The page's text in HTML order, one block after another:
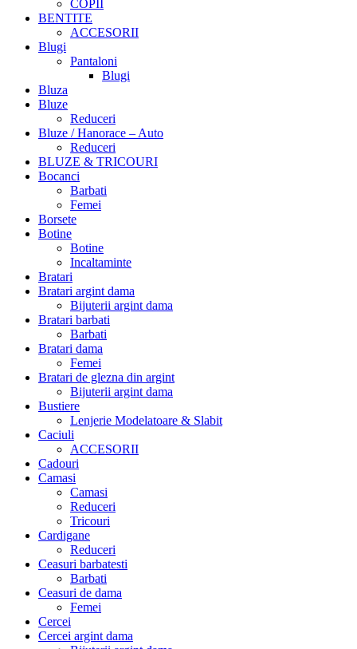
COPII
BENTITE
ACCESORII
Blugi
Pantaloni
Blugi
Bluza
Bluze
Reduceri
Bluze / Hanorace – Auto
Reduceri
BLUZE & TRICOURI
Bocanci
Barbati
Femei
Borsete
Botine
Botine
Incaltaminte
Bratari
Bratari argint dama
Bijuterii argint dama
Bratari barbati
Barbati
Bratari dama
Femei
Bratari de glezna din argint
Bijuterii argint dama
Bustiere
Lenjerie Modelatoare & Slabit
Caciuli
ACCESORII
Cadouri
Camasi
Camasi
Reduceri
Tricouri
Cardigane
Reduceri
Ceasuri barbatesti
Barbati
Ceasuri de dama
Femei
Cercei
Cercei argint dama